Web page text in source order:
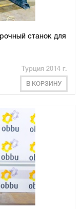
станок для
Турция 2014 г.
В КОРЗИНУ